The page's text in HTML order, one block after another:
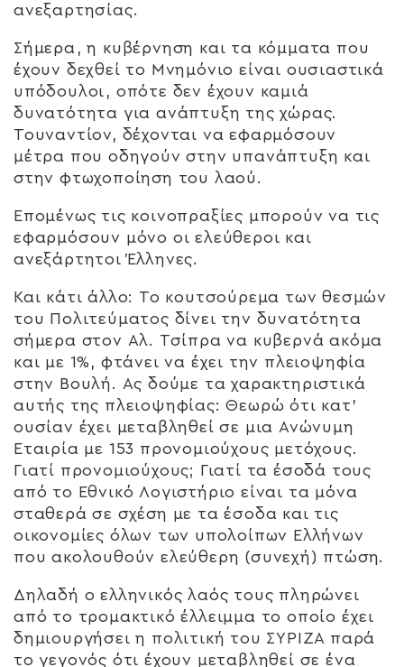
ανεξαρτησίας.
Σήμερα, η κυβέρνηση και τα κόμματα που
έχουν δεχθεί το Μνημόνιο είναι ουσιαστικά
υπόδουλοι, οπότε δεν έχουν καμιά
δυνατότητα για ανάπτυξη της χώρας.
Τουναντίον, δέχονται να εφαρμόσουν
μέτρα που οδηγούν στην υπανάπτυξη και
στην φτωχοποίηση του λαού.
Επομένως τις κοινοπραξίες μπορούν να τις
εφαρμόσουν μόνο οι ελεύθεροι και
ανεξάρτητοι Έλληνες.
Και κάτι άλλο: Το κουτσούρεμα των θεσμών
του Πολιτεύματος δίνει την δυνατότητα
σήμερα στον Αλ. Τσίπρα να κυβερνά ακόμα
και με 1%, φτάνει να έχει την πλειοψηφία
στην Βουλή. Ας δούμε τα χαρακτηριστικά
αυτής της πλειοψηφίας: Θεωρώ ότι κατ’
ουσίαν έχει μεταβληθεί σε μια Ανώνυμη
Εταιρία με 153 προνομιούχους μετόχους.
Γιατί προνομιούχους; Γιατί τα έσοδά τους
από το Εθνικό Λογιστήριο είναι τα μόνα
σταθερά σε σχέση με τα έσοδα και τις
οικονομίες όλων των υπολοίπων Ελλήνων
που ακολουθούν ελεύθερη (συνεχή) πτώση.
Δηλαδή ο ελληνικός λαός τους πληρώνει
από το τρομακτικό έλλειμμα το οποίο έχει
δημιουργήσει η πολιτική του ΣΥΡΙΖΑ παρά
το γεγονός ότι έχουν μεταβληθεί σε ένα